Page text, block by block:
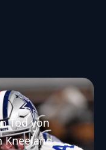
Tod von
Kneeland